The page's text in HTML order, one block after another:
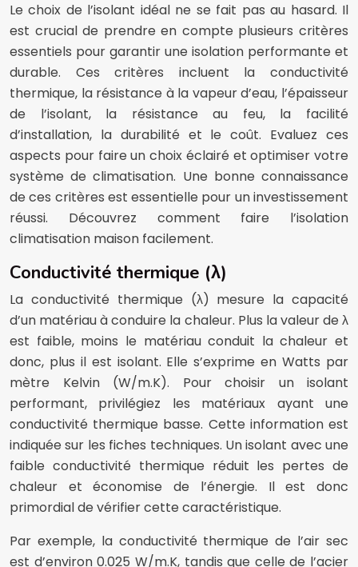
Le choix de l’isolant idéal ne se fait pas au hasard. Il
est crucial de prendre en compte plusieurs critères
essentiels pour garantir une isolation performante et
durable. Ces critères incluent la conductivité
thermique, la résistance à la vapeur d’eau, l’épaisseur
de l’isolant, la résistance au feu, la facilité
d’installation, la durabilité et le coût. Evaluez ces
aspects pour faire un choix éclairé et optimiser votre
système de climatisation. Une bonne connaissance
de ces critères est essentielle pour un investissement
réussi. Découvrez comment faire l’isolation
climatisation maison facilement.
Conductivité thermique (λ)
La conductivité thermique (λ) mesure la capacité
d’un matériau à conduire la chaleur. Plus la valeur de λ
est faible, moins le matériau conduit la chaleur et
donc, plus il est isolant. Elle s’exprime en Watts par
mètre Kelvin (W/m.K). Pour choisir un isolant
performant, privilégiez les matériaux ayant une
conductivité thermique basse. Cette information est
indiquée sur les fiches techniques. Un isolant avec une
faible conductivité thermique réduit les pertes de
chaleur et économise de l’énergie. Il est donc
primordial de vérifier cette caractéristique.
Par exemple, la conductivité thermique de l’air sec
est d’environ 0.025 W/m.K, tandis que celle de l’acier